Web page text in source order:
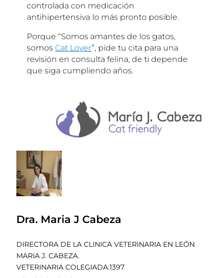
controlada con medicación
antihipertensiva lo más pronto posible.
Porque “Somos amantes de los gatos,
somos Cat Lover”, pide tu cita para una
revisión en consulta felina, de ti depende
que siga cumpliendo años.
Dra. Maria J Cabeza
DIRECTORA DE LA CLINICA VETERINARIA EN LEÓN
MARIA J. CABEZA.
VETERINARIA COLEGIADA:1397